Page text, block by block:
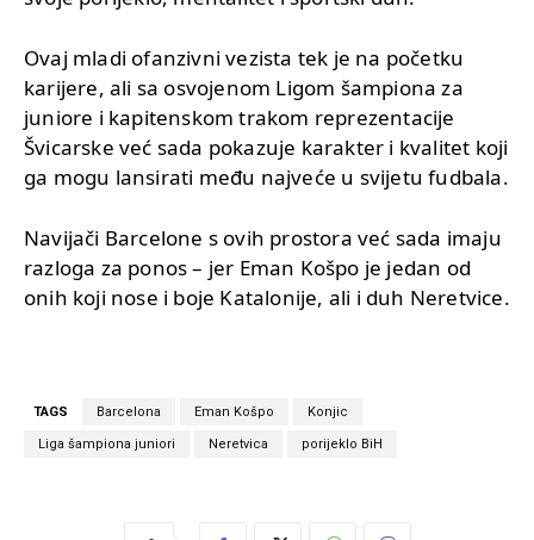
Ovaj mladi ofanzivni vezista tek je na početku
karijere, ali sa osvojenom Ligom šampiona za
juniore i kapitenskom trakom reprezentacije
Švicarske već sada pokazuje karakter i kvalitet koji
ga mogu lansirati među najveće u svijetu fudbala.
Navijači Barcelone s ovih prostora već sada imaju
razloga za ponos – jer Eman Košpo je jedan od
onih koji nose i boje Katalonije, ali i duh Neretvice.
TAGS Barcelona Eman Košpo Konjic
Liga šampiona juniori Neretvica porijeklo BiH